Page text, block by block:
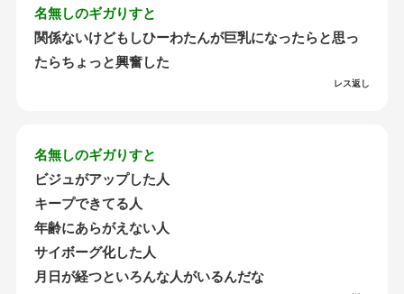
名無しのギガりすと
関係ないけどもしひーわたんが巨乳になったらと思っ
たらちょっと興奮した
レス返し
名無しのギガりすと
ビジュがアップした人
キープできてる人
年齢にあらがえない人
サイボーグ化した人
月日が経つといろんな人がいるんだな